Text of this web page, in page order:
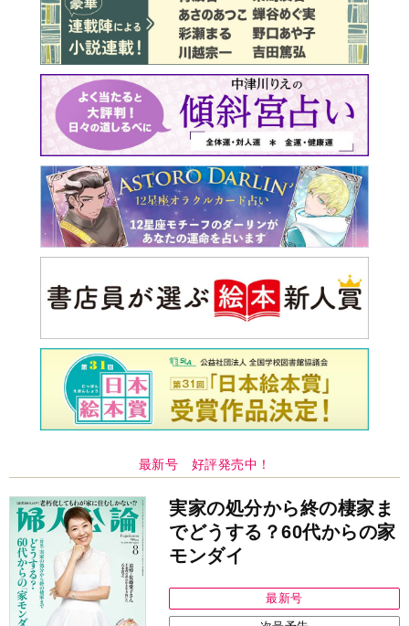
最新号 好評発売中！
実家の処分から終の棲家ま
モンダイ
バックナンバー